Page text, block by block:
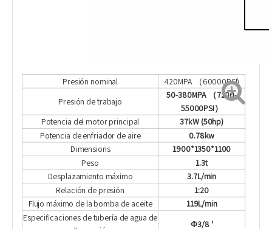
Presión nominal 420MPA （60000PSI)
Presión de trabajo
50-380MPA
（7200-
55000PSI）
Potencia del motor principal
37kW (50hp)
Potencia de enfriador de aire
0.78kw
Dimensions
1900*1350*1100
Peso
1.3t
Desplazamiento máximo
3.7L/min
Relación de presión
1:20
Flujo máximo de la bomba de aceite
119L/min
Especificaciones de tubería de agua de
Φ3/8 '